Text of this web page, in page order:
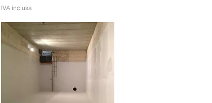
IVA inclusa